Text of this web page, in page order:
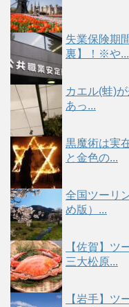
失業保険期
裏】！※や...
カエル(蛙)
あっ...
黒魔術は実
と金色の...
全国ツーリ
め版）...
【佐賀】ツ
三大松原...
【岩手】ツ